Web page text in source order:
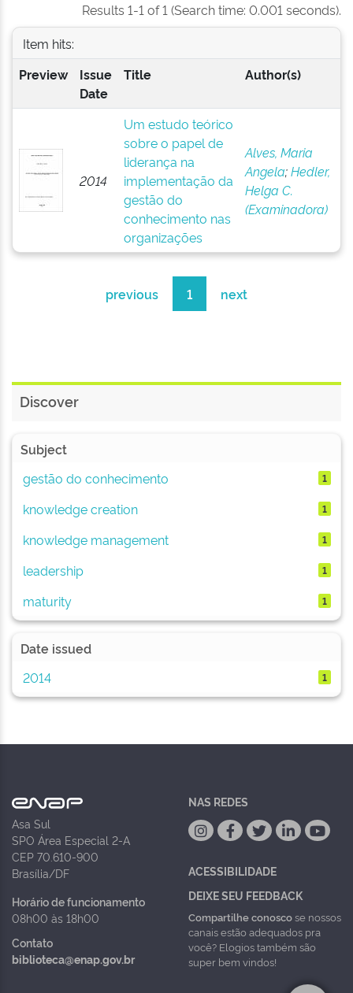
Results 1-1 of 1 (Search time: 0.001 seconds).
Item hits:
Preview
Issue
Date
Title Author(s)
2014
Um estudo teórico
sobre o papel de
liderança na
implementação da
gestão do
conhecimento nas
organizações
Alves, Maria
Angela;Hedler,
Helga C.
(Examinadora)
previous 1 next
Discover
Subject
gestão do conhecimento
1
knowledge creation 1
knowledge management 1
leadership 1
maturity 1
Date issued
2014
1
Asa Sul
SPO Área Especial 2-A
CEP 70.610-900
Brasília/DF
Horário de funcionamento
08h00 às 18h00
Contato
biblioteca@enap.gov.br
NAS REDES
ACESSIBILIDADE
DEIXE SEU FEEDBACK
Compartilhe conoscose nossos
canais estão adequados pra
você? Elogios também são
super bem vindos!